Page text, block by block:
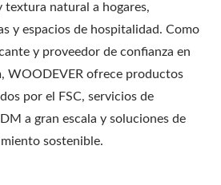
textura natural a hogares,
y espacios de hospitalidad. Como
y proveedor de confianza en
WOODEVER ofrece productos
por el FSC, servicios de
a gran escala y soluciones de
sostenible.